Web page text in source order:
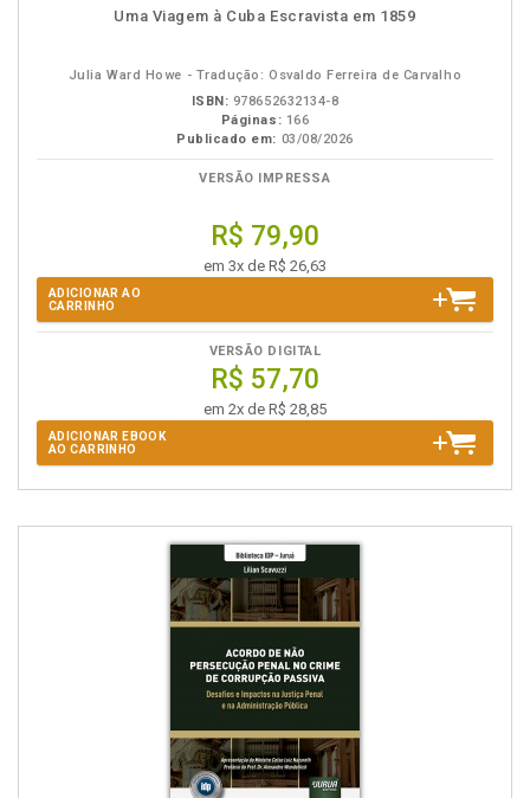
disponívelDisponível
páginaspodcast
Uma Viagem à Cuba Escravista em 1859
Julia Ward Howe - Tradução: Osvaldo Ferreira de Carvalho
ISBN: 978652632134-8
Páginas: 166
Publicado em: 03/08/2026
VERSÃO IMPRESSA
R$ 79,90
em 3x de R$ 26,63
ADICIONAR AO
CARRINHO
VERSÃO DIGITAL
R$ 57,70
em 2x de R$ 28,85
ADICIONAR EBOOK
AO CARRINHO